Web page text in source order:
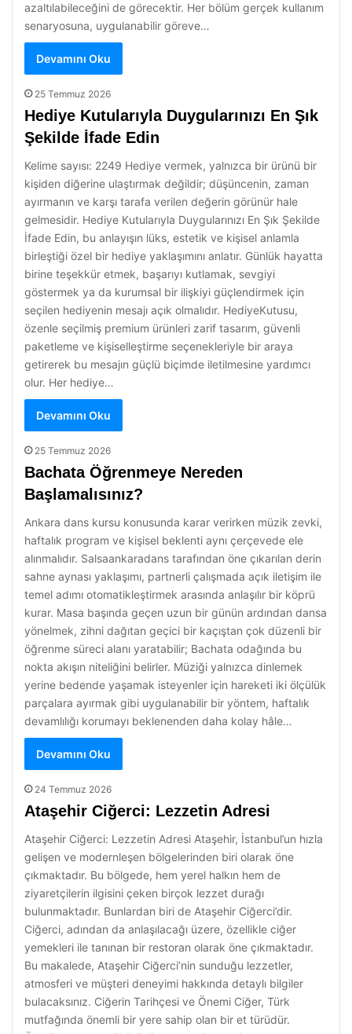
azaltılabileceğini de görecektir. Her bölüm gerçek kullanım
senaryosuna, uygulanabilir göreve…
Devamını Oku
25 Temmuz 2026
Hediye Kutularıyla Duygularınızı En Şık
Şekilde İfade Edin
Kelime sayısı: 2249 Hediye vermek, yalnızca bir ürünü bir
kişiden diğerine ulaştırmak değildir; düşüncenin, zaman
ayırmanın ve karşı tarafa verilen değerin görünür hale
gelmesidir. Hediye Kutularıyla Duygularınızı En Şık Şekilde
İfade Edin, bu anlayışın lüks, estetik ve kişisel anlamla
birleştiği özel bir hediye yaklaşımını anlatır. Günlük hayatta
birine teşekkür etmek, başarıyı kutlamak, sevgiyi
göstermek ya da kurumsal bir ilişkiyi güçlendirmek için
seçilen hediyenin mesajı açık olmalıdır. HediyeKutusu,
özenle seçilmiş premium ürünleri zarif tasarım, güvenli
paketleme ve kişiselleştirme seçenekleriyle bir araya
getirerek bu mesajın güçlü biçimde iletilmesine yardımcı
olur. Her hediye…
Devamını Oku
25 Temmuz 2026
Bachata Öğrenmeye Nereden
Başlamalısınız?
Ankara dans kursu konusunda karar verirken müzik zevki,
haftalık program ve kişisel beklenti aynı çerçevede ele
alınmalıdır. Salsaankaradans tarafından öne çıkarılan derin
sahne aynası yaklaşımı, partnerli çalışmada açık iletişim ile
temel adımı otomatikleştirmek arasında anlaşılır bir köprü
kurar. Masa başında geçen uzun bir günün ardından dansa
yönelmek, zihni dağıtan geçici bir kaçıştan çok düzenli bir
öğrenme süreci alanı yaratabilir; Bachata odağında bu
nokta akışın niteliğini belirler. Müziği yalnızca dinlemek
yerine bedende yaşamak isteyenler için hareketi iki ölçülük
parçalara ayırmak gibi uygulanabilir bir yöntem, haftalık
devamlılığı korumayı beklenenden daha kolay hâle…
Devamını Oku
24 Temmuz 2026
Ataşehir Ciğerci: Lezzetin Adresi
Ataşehir Ciğerci: Lezzetin Adresi Ataşehir, İstanbul’un hızla
gelişen ve modernleşen bölgelerinden biri olarak öne
çıkmaktadır. Bu bölgede, hem yerel halkın hem de
ziyaretçilerin ilgisini çeken birçok lezzet durağı
bulunmaktadır. Bunlardan biri de Ataşehir Ciğerci’dir.
Ciğerci, adından da anlaşılacağı üzere, özellikle ciğer
yemekleri ile tanınan bir restoran olarak öne çıkmaktadır.
Bu makalede, Ataşehir Ciğerci’nin sunduğu lezzetler,
atmosferi ve müşteri deneyimi hakkında detaylı bilgiler
bulacaksınız. Ciğerin Tarihçesi ve Önemi Ciğer, Türk
mutfağında önemli bir yere sahip olan bir et türüdür.